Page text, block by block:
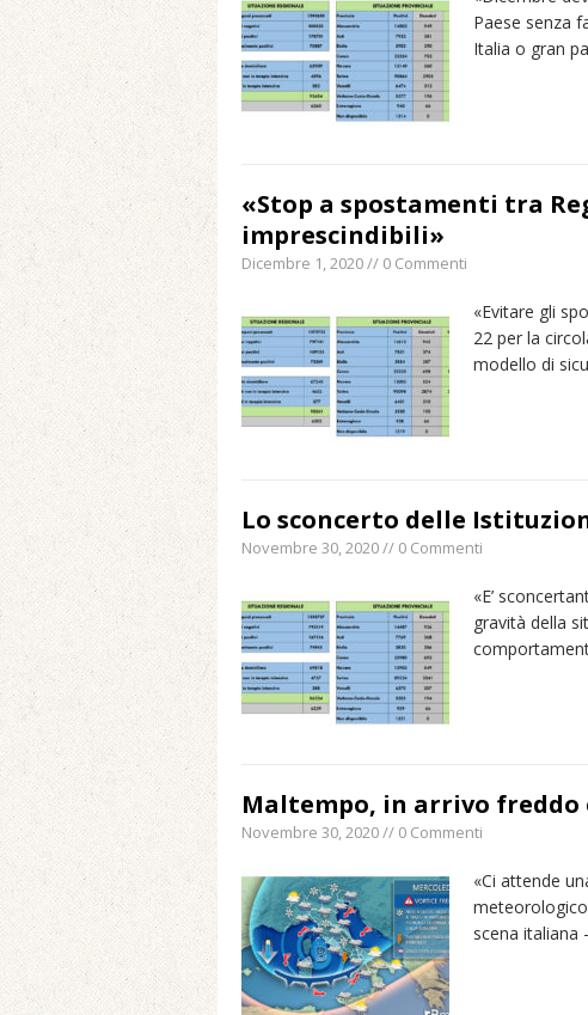
Maggio 11, 2024 in Speciali:
Paese senza
Italia o gran
«Stop a spostamenti tra
imprescindibili»
Dicembre 1, 2020 // 0 Commenti
«Evitare gli
22 per la
modello di
Lo sconcerto delle
Novembre 30, 2020 // 0 Commenti
«E’
gravità della
Maltempo, in arrivo freddo
Novembre 30, 2020 // 0 Commenti
«Ci attende
scena italiana